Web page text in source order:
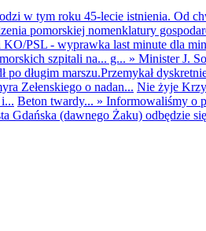
w tym roku 45-lecie istnienia. Od
pomorskiej nomenklatury
PSL - wyprawka last minute dla
szpitali na... g... » Minister J.
po długim marszu.Przemykał
Zełenskiego o nadan... Nie żyje
Beton twardy... » Informowaliśmy o
Gdańska (dawnego Żaku) odbędzie